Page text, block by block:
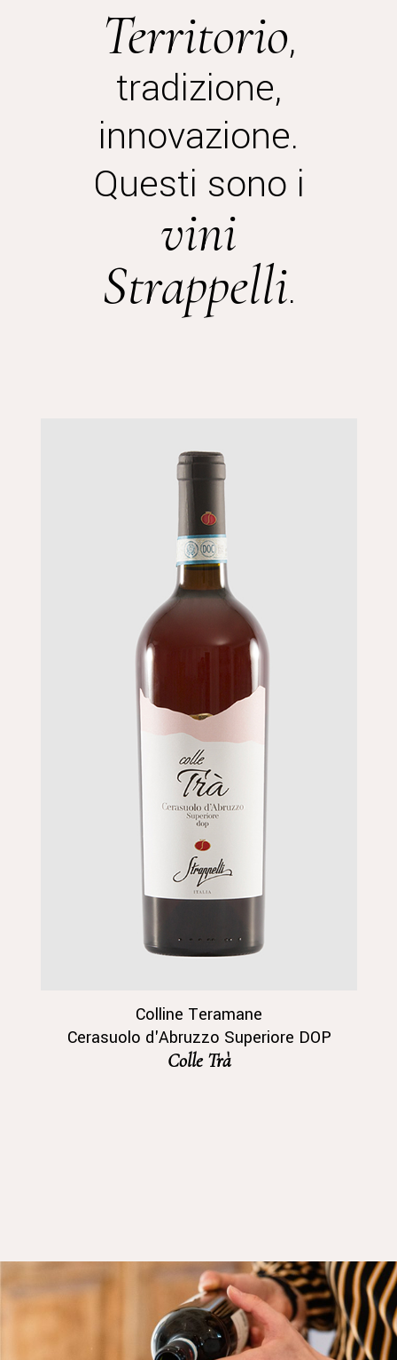
Territorio,
tradizione,
innovazione.
Questi sono i
vini
Strappelli.
Colline Teramane
Cerasuolo d'Abruzzo Superiore DOP
Colle Trà